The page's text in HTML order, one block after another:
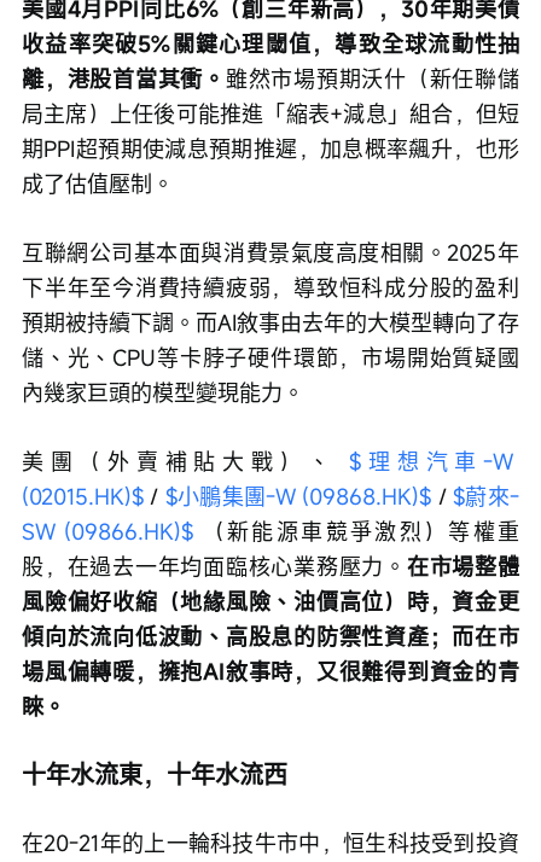
美國4月PPI同比6%（創三年新高），30年期美債
收益率突破5%關鍵心理閾值，導致全球流動性抽
離，港股首當其衝。 雖然市場預期沃什（新任聯儲
局主席）上任後可能推進「縮表+減息」組合，但短
期PPI超預期使減息預期推遲，加息概率飆升，也形
成了估值壓制。
互聯網公司基本面與消費景氣度高度相關。2025年
下半年至今消費持續疲弱，導致恒科成分股的盈利
預期被持續下調。而AI敘事由去年的大模型轉向了存
儲、光、CPU等卡脖子硬件環節，市場開始質疑國
內幾家巨頭的模型變現能力。
美團（外賣補貼大戰）、 $理想汽車-W
(02015.HK)$ / $小鵬集團-W (09868.HK)$ / $蔚來-
SW (09866.HK)$ （新能源車競爭激烈）等權重
股，在過去一年均面臨核心業務壓力。 在市場整體
風險偏好收縮（地緣風險、油價高位）時，資金更
傾向於流向低波動、高股息的防禦性資產；而在市
場風偏轉暖，擁抱AI敘事時，又很難得到資金的青
睞。
十年水流東，十年水流西
在20-21年的上一輪科技牛市中，恒生科技受到投資